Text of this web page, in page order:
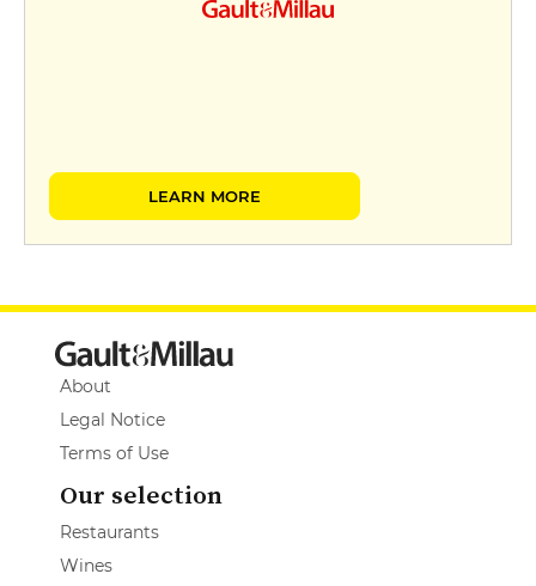
LEARN MORE
About
Legal Notice
Terms of Use
Our selection
Restaurants
Wines